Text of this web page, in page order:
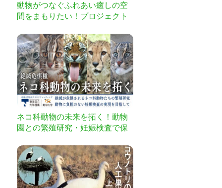
動物がつなぐふれあい癒しの空
間をまもりたい！プロジェクト
ネコ科動物の未来を拓く！動物
園との繁殖研究・妊娠検査で保